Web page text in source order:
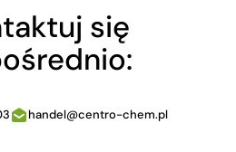
się
handel@centro-chem.pl